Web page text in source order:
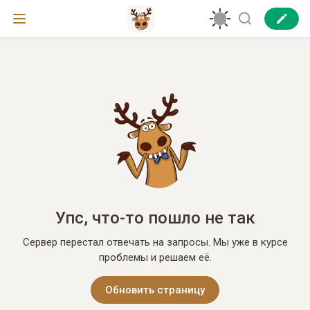
Упс, что-то пошло не так
Сервер перестал отвечать на запросы. Мы уже в курсе
проблемы и решаем её.
Обновить страницу